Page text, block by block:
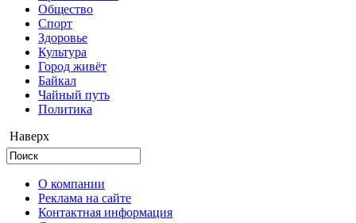
Общество
Cпорт
Здоровье
Культура
Город живёт
Байкал
Чайный путь
Политика
Наверх
О компании
Реклама на сайте
Контактная информация